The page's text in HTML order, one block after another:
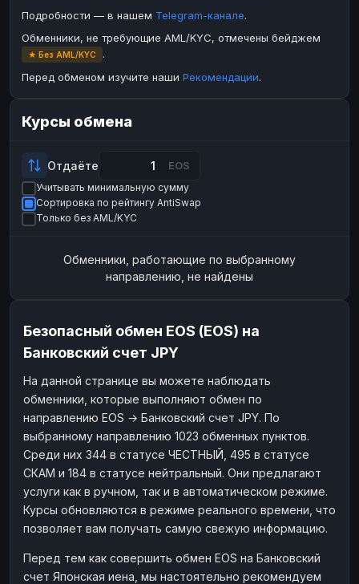
Paxum USD
Perfect Money
Payoneer USD
ЮMoney RUB
Paxum
Payoneer
БАЛАНСЫ КРИПТОБИРЖ
Binance
RUB СБЕР
ДЕНЕЖНЫЕ ПЕРЕВОДЫ
ЗК USD
WU USD
ЗК
WU
НАЛИЧНЫЕ ДЕНЬГИ
Наличные
Наличные USD
Наличные
Наличные USD
Наличные
Подробности — в нашем Telegram-канале.
Обменники, не требующие AML/KYC, отмечены бейджем
★ Без AML/KYC
.
Перед обменом изучите наши Рекомендации.
Курсы обмена
Отдаёте EOS
Учитывать минимальную сумму
Сортировка по рейтингу AntiSwap
Только без AML/KYC
Обменники, работающие по выбранному
направлению, не найдены
Безопасный обмен EOS (EOS) на
Банковский счет JPY
На данной странице вы можете наблюдать
обменники, которые выполняют обмен по
направлению EOS → Банковский счет JPY. По
выбранному направлению 1023 обменных пунктов.
Среди них 344 в статусе ЧЕСТНЫЙ, 495 в статусе
СКАМ и 184 в статусе нейтральный. Они предлагают
услуги как в ручном, так и в автоматическом режиме.
Курсы обновляются в режиме реального времени, что
позволяет вам получать самую свежую информацию.
Перед тем как совершить обмен EOS на Банковский
счет Японская иена, мы настоятельно рекомендуем